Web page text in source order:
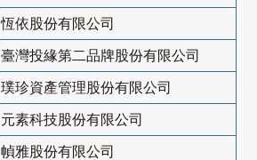
恆依股份有限公司
臺灣投緣第二品牌股份有限公司
璞珍資產管理股份有限公司
元素科技股份有限公司
幀雅股份有限公司